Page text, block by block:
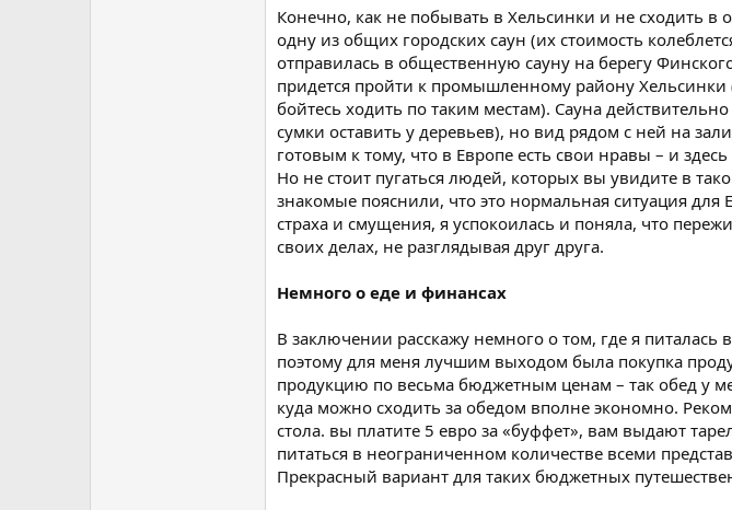
Конечно, как не побывать в Хельсинки и не сходить в
одну из общих городских саун (их стоимость
отправилась в общественную сауну на берегу
придется пройти к промышленному району Хельсинки
бойтесь ходить по таким местам). Сауна
сумки оставить у деревьев), но вид рядом с ней на
готовым к тому, что в Европе есть свои нравы – и
Но не стоит пугаться людей, которых вы увидите в
знакомые пояснили, что это нормальная ситуация для
страха и смущения, я успокоилась и поняла, что
своих делах, не разглядывая друг друга.
Немного о еде и финансах
В заключении расскажу немного о том, где я
поэтому для меня лучшим выходом была покупка
продукцию по весьма бюджетным ценам – так обед у
куда можно сходить за обедом вполне экономно.
стола. вы платите 5 евро за «буффет», вам выдают
питаться в неограниченном количестве всеми
Прекрасный вариант для таких бюджетных